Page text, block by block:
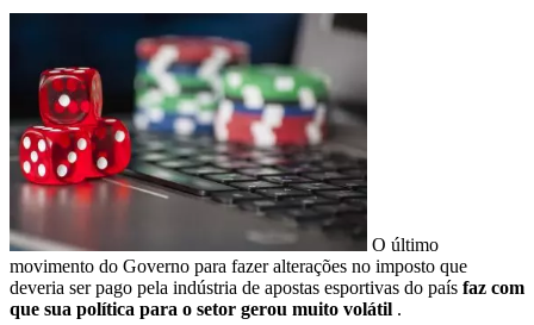
O último
movimento do Governo para fazer alterações no imposto que
deveria ser pago pela indústria de apostas esportivas do país faz com
que sua política para o setor gerou muito volátil .